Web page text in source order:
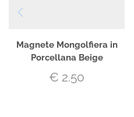
Magnete Mongolfiera in
Porcellana Beige
€ 2.50